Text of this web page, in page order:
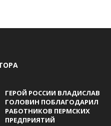
ГЕРОЙ РОССИИ ВЛАДИСЛАВ
ГОЛОВИН ПОБЛАГОДАРИЛ
РАБОТНИКОВ ПЕРМСКИХ
ПРЕДПРИЯТИЙ